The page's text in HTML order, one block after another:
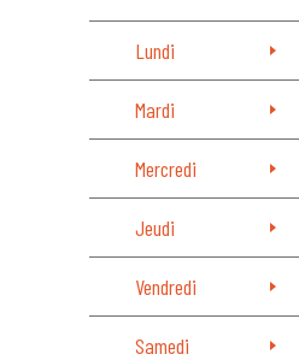
Lundi
Mardi
Mercredi
Jeudi
Vendredi
Samedi